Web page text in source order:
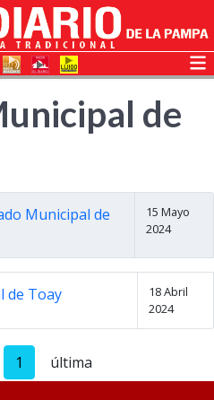
de
Municipal de
15 Mayo
2024
de Toay
18 Abril
2024
1 última